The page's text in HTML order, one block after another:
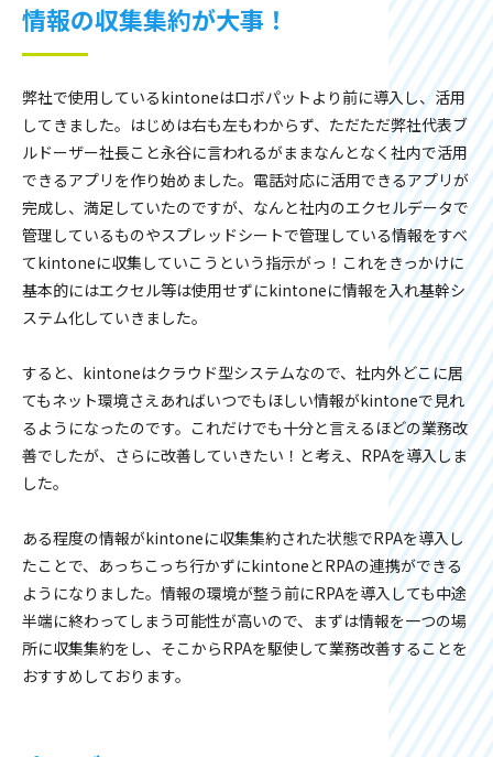
情報の収集集約が大事！
弊社で使用しているkintoneはロボパットより前に導入し、活用
してきました。はじめは右も左もわからず、ただただ弊社代表ブ
ルドーザー社長こと永谷に言われるがままなんとなく社内で活用
できるアプリを作り始めました。電話対応に活用できるアプリが
完成し、満足していたのですが、なんと社内のエクセルデータで
管理しているものやスプレッドシートで管理している情報をすべ
てkintoneに収集していこうという指示がっ！これをきっかけに
基本的にはエクセル等は使用せずにkintoneに情報を入れ基幹シ
ステム化していきました。
すると、kintoneはクラウド型システムなので、社内外どこに居
てもネット環境さえあればいつでもほしい情報がkintoneで見れ
るようになったのです。これだけでも十分と言えるほどの業務改
善でしたが、さらに改善していきたい！と考え、RPAを導入しま
した。
ある程度の情報がkintoneに収集集約された状態でRPAを導入し
たことで、あっちこっち行かずにkintoneとRPAの連携ができる
ようになりました。情報の環境が整う前にRPAを導入しても中途
半端に終わってしまう可能性が高いので、まずは情報を一つの場
所に収集集約をし、そこからRPAを駆使して業務改善することを
おすすめしております。